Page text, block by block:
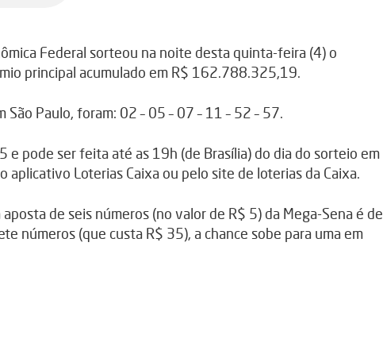
Federal sorteou na noite desta quinta-feira (4) o
principal acumulado em R$ 162.788.325,19.
Paulo, foram: 02 – 05 – 07 – 11 – 52 – 57.
e pode ser feita até as 19h (de Brasília) do dia do sorteio em
aplicativo Loterias Caixa ou pelo site de loterias da Caixa.
de seis números (no valor de R$ 5) da Mega-Sena é de
números (que custa R$ 35), a chance sobe para uma em